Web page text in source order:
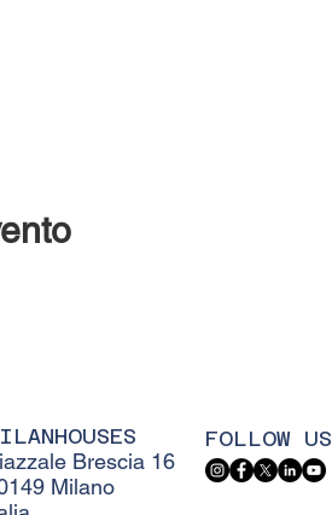
Brescia 16
Milano
FOLLOW US